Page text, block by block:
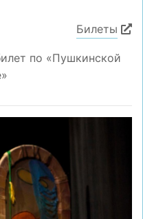
Билеты
по «Пушкинской